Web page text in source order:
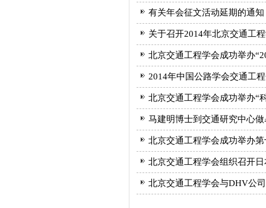
有关年会征文活动延期的通知
关于召开2014年北京交通工
北京交通工程学会成功举办
2014年中国公路学会交通工
北京交通工程学会成功举办“
马建明博士到交通研究中心
北京交通工程学会成功举办
北京交通工程学会组织召开
北京交通工程学会与DHV公